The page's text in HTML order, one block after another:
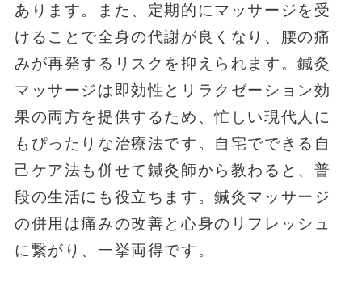
あります。また、定期的にマッサージを受
けることで全身の代謝が良くなり、腰の痛
みが再発するリスクを抑えられます。鍼灸
マッサージは即効性とリラクゼーション効
果の両方を提供するため、忙しい現代人に
もぴったりな治療法です。自宅でできる自
己ケア法も併せて鍼灸師から教わると、普
段の生活にも役立ちます。鍼灸マッサージ
の併用は痛みの改善と心身のリフレッシュ
に繋がり、一挙両得です。